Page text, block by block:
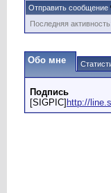
Отправить сообщение
Последняя активность:
Обо мне
Подпись
[SIGPIC] http://